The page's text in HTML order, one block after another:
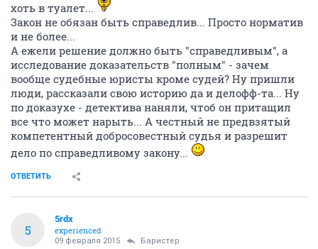
хоть в туалет...
Закон не обязан быть справедлив... Просто норматив
и не более...
А ежели решение должно быть "справедливым", а
исследование доказательств "полным" - зачем
вообще судебные юристы кроме судей? Ну пришли
люди, рассказали свою историю да и делофф-та... Ну
по доказухе - детектива наняли, чтоб он притащил
все что может нарыть... А честный не предвзятый
компетентный добросовестный судья и разрешит
дело по справедливому закону...
ОТВЕТИТЬ
5
5rdx
experienced
09 февраля 2015 Баристер